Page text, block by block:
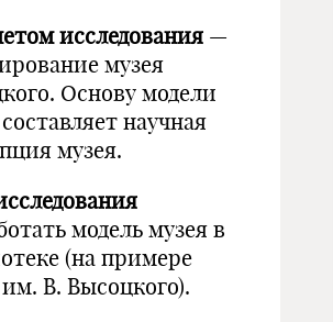
исследования —
музея
Основу модели
научная
музея.
модель музея в
(на примере
В. Высоцкого).